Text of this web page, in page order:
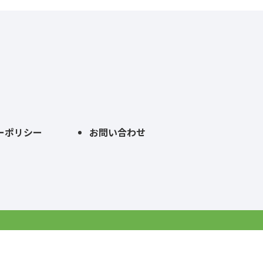
ポリシー お問い合わせ